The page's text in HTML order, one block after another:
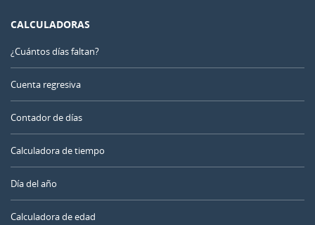
CALCULADORAS
¿Cuántos días faltan?
Cuenta regresiva
Contador de días
Calculadora de tiempo
Día del año
Calculadora de edad